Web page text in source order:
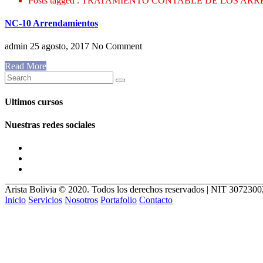
NC-10 Arrendamientos
admin 25 agosto, 2017 No Comment
Read More
Ultimos cursos
Nuestras redes sociales
Arista Bolivia © 2020. Todos los derechos reservados | NIT
Inicio Servicios Nosotros Portafolio Contacto